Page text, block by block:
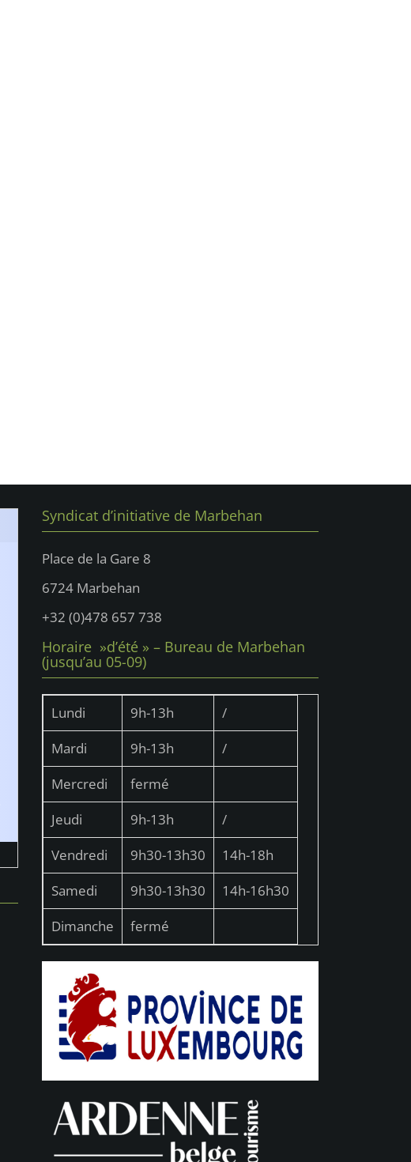
Syndicat d’initiative de Marbehan
Place de la Gare 8
6724 Marbehan
+32 (0)478 657 738
Horaire »d’été » – Bureau de Marbehan
(jusqu’au 05-09)
Lundi 9h-13h
/
Mardi
9h-13h
/
Mercredi
fermé
Jeudi
9h-13h
/
Vendredi
9h30-13h30
14h-18h
Samedi
9h30-13h30
14h-16h30
Dimanche
fermé